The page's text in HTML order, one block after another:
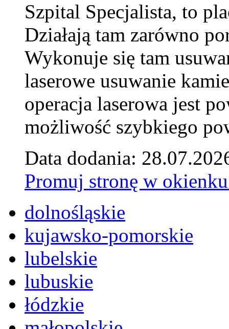
Szpital Specjalista, to
Działają tam zarówno
Wykonuje się tam
laserowe usuwanie
operacja laserowa jest
możliwość szybkiego
Data dodania:
Promuj stronę w
dolnośląskie
kujawsko-pomorskie
lubelskie
lubuskie
łódzkie